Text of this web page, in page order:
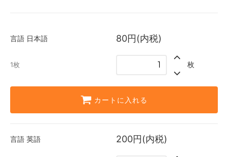
言語 日本語 80円(内税)
1枚 枚
カートに入れる
言語 英語 200円(内税)